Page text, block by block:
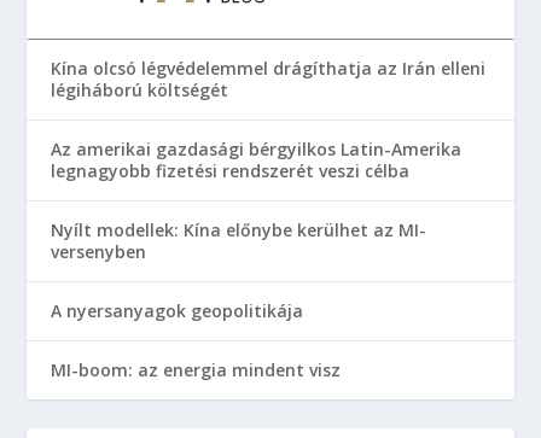
Kína olcsó légvédelemmel drágíthatja az Irán elleni
légiháború költségét
Az amerikai gazdasági bérgyilkos Latin-Amerika
legnagyobb fizetési rendszerét veszi célba
Nyílt modellek: Kína előnybe kerülhet az MI-
versenyben
A nyersanyagok geopolitikája
MI-boom: az energia mindent visz